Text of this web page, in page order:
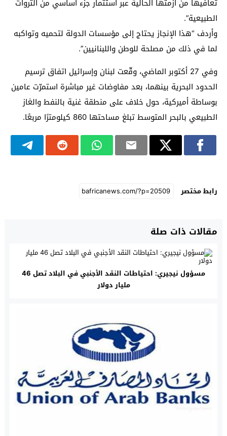
تعافيها من أزمتها الحالية عبر استثمار جزء أساسي من الثروات
الطبيعية”.
وأردف “هذا الإنجاز يحتاج إلى مؤسسات الدولة لتحميه وتواكبه
لما في ذلك من مصلحة للوطن واللبنانيين”.
وفي 27 أكتوبر الماضي، وقّعت لبنان وإسرائيل اتفاق ترسيم
الحدود البحرية بينهما، بعد مفاوضات غير مباشرة استمرّت عامين
بوساطة أميركية، حول خلاف على منطقة غنية بالنفط والغاز
الطبيعي بالبحر المتوسط تبلغ مساحتها 860 كيلومترًا مربعًا.
رابط مختصر
مقالات ذات صلة
مسؤول نيجيري: احتياطات النقد الأجنبي في البلاد تصل 46
مليار دولار